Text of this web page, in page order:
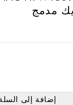
مدمج
إضافة إلى السلة